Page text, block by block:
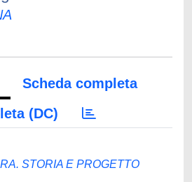
Scheda completa
(DC)
STORIA E PROGETTO